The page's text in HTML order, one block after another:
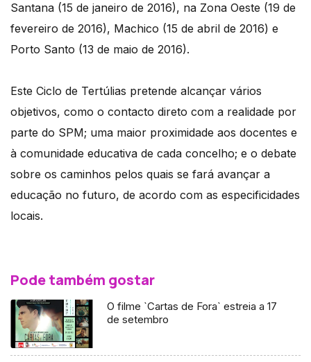
Santana (15 de janeiro de 2016), na Zona Oeste (19 de
fevereiro de 2016), Machico (15 de abril de 2016) e
Porto Santo (13 de maio de 2016).
Este Ciclo de Tertúlias pretende alcançar vários
objetivos, como o contacto direto com a realidade por
parte do SPM; uma maior proximidade aos docentes e
à comunidade educativa de cada concelho; e o debate
sobre os caminhos pelos quais se fará avançar a
educação no futuro, de acordo com as especificidades
locais.
Pode também gostar
O filme `Cartas de Fora` estreia a 17
de setembro